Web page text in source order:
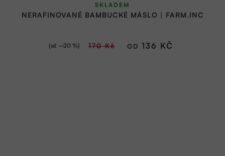
NERAFINOVANÉ BAMBUCKÉ MÁSLO | FARM.INC
hodnocení
produktu
SKLADEM
OD 136 KČ
170 Kč
(až –20 %)